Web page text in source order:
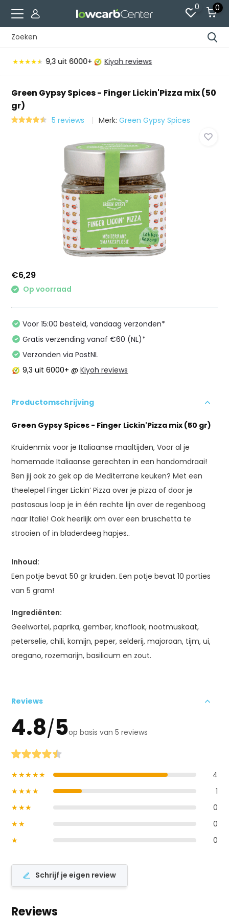
0 0
Voor 15:00 besteld, vandaag verzonden*
Green Gypsy Spices - Finger Lickin'Pizza mix (50
gr)
5 reviews Merk:Green Gypsy Spices
€6,29
Op voorraad
Voor 15:00 besteld, vandaag verzonden*
Gratis verzending vanaf €60 (NL)*
Verzonden via PostNL
9,3 uit 6000+ @Kiyoh reviews
Productomschrijving
Green Gypsy Spices - Finger Lickin'Pizza mix (50 gr)
Kruidenmix voor je Italiaanse maaltijden, Voor al je
homemade Italiaanse gerechten in een handomdraai!
Ben jij ook zo gek op de Mediterrane keuken? Met een
theelepel Finger Lickin’ Pizza over je pizza of door je
pastasaus loop je in één rechte lijn over de regenboog
naar Italië! Ook heerlijk om over een bruschetta te
strooien of in bladerdeeg hapjes..
Inhoud:
Een potje bevat 50 gr kruiden. Een potje bevat 10 porties
van 5 gram!
Ingrediënten:
Geelwortel, paprika, gember, knoflook, nootmuskaat,
peterselie, chili, komijn, peper, selderij, majoraan, tijm, ui,
oregano, rozemarijn, basilicum en zout.
Reviews
4.8/5op basis van 5 reviews
★★★★★
4
★★★★
1
★★★
0
★★
0
★
0
Schrijf je eigen review
Reviews